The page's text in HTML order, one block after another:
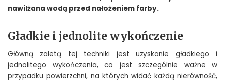
nawilżana wodą przed nałożeniem farby.
Gładkie i jednolite wykończenie
Główną zaletą tej techniki jest uzyskanie gładkiego i
jednolitego wykończenia, co jest szczególnie ważne w
przypadku powierzchni, na których widać każdą nierówność,